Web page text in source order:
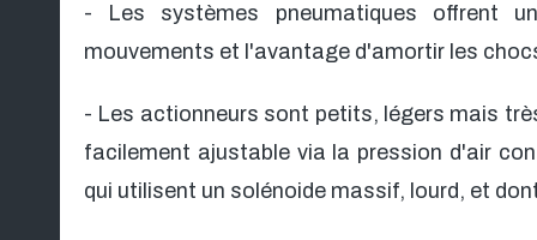
- Les systèmes pneumatiques offrent
mouvements et l'avantage d'amortir les
- Les actionneurs sont petits, légers mais
facilement ajustable via la pression d'air
qui utilisent un solénoide massif, lourd, et